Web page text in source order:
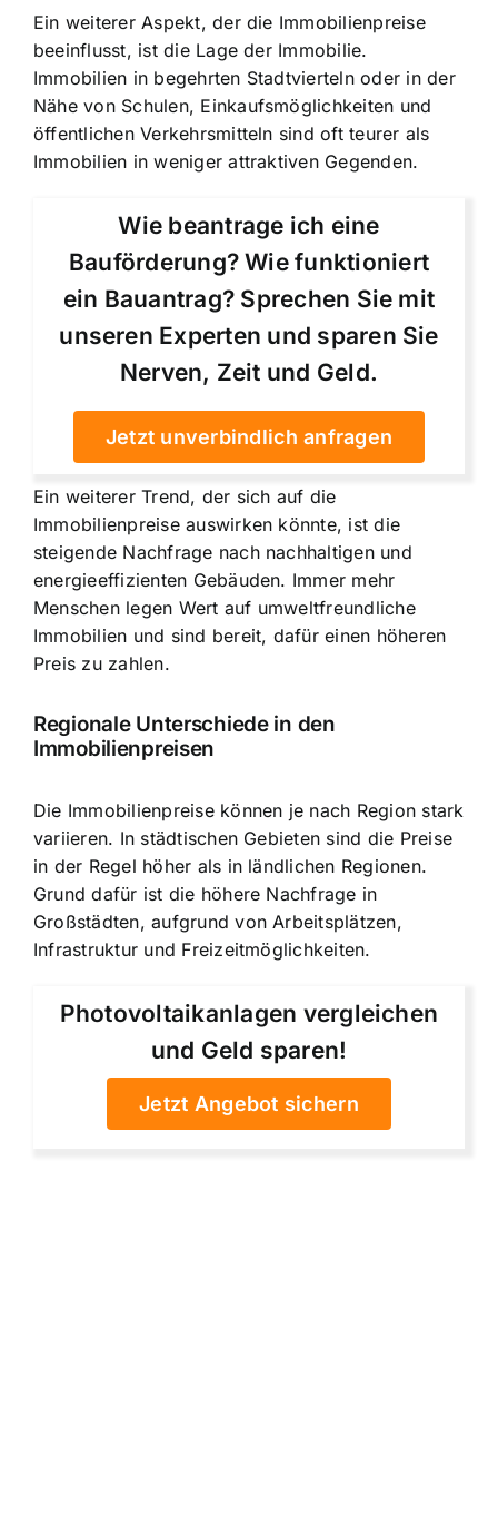
Ein weiterer Aspekt, der die Immobilienpreise
beeinflusst, ist die Lage der Immobilie.
Immobilien in begehrten Stadtvierteln oder in der
Nähe von Schulen, Einkaufsmöglichkeiten und
öffentlichen Verkehrsmitteln sind oft teurer als
Immobilien in weniger attraktiven Gegenden.
Wie beantrage ich eine
Bauförderung? Wie funktioniert
ein Bauantrag? Sprechen Sie mit
unseren Experten und sparen Sie
Nerven, Zeit und Geld.
Jetzt unverbindlich anfragen
Ein weiterer Trend, der sich auf die
Immobilienpreise auswirken könnte, ist die
steigende Nachfrage nach nachhaltigen und
energieeffizienten Gebäuden. Immer mehr
Menschen legen Wert auf umweltfreundliche
Immobilien und sind bereit, dafür einen höheren
Preis zu zahlen.
Regionale Unterschiede in den
Immobilienpreisen
Die Immobilienpreise können je nach Region stark
variieren. In städtischen Gebieten sind die Preise
in der Regel höher als in ländlichen Regionen.
Grund dafür ist die höhere Nachfrage in
Großstädten, aufgrund von Arbeitsplätzen,
Infrastruktur und Freizeitmöglichkeiten.
Photovoltaikanlagen vergleichen
und Geld sparen!
Jetzt Angebot sichern